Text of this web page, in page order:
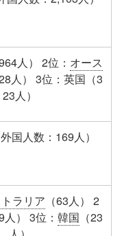
964人） 2位： オース
人） 3位：英国（3
23人）
国人数：169人）
ラリア （63人） 2
人） 3位： 韓国 （23